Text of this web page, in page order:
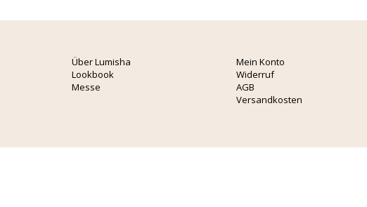
Über Lumisha
Lookbook
Messe
Mein Konto
Widerruf
AGB
Versandkosten